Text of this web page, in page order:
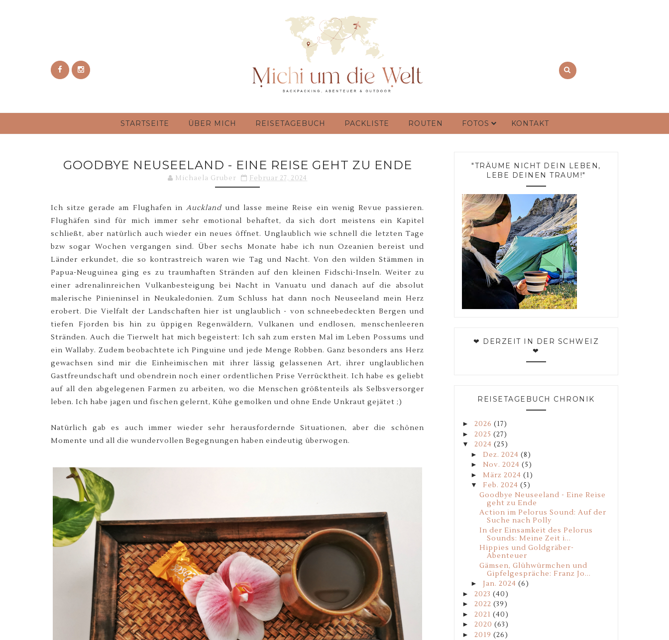
STARTSEITE ÜBER MICH REISETAGEBUCH PACKLISTE ROUTEN FOTOS KONTAKT
GOODBYE NEUSEELAND - EINE REISE GEHT ZU ENDE
Michaela Gruber Februar 27, 2024
Ich sitze gerade am Flughafen in Aucklandund lasse meine Reise ein wenig Revue passieren.
Flughäfen sind für mich immer sehr emotional behaftet, da sich dort meistens ein Kapitel
schließt, aber natürlich auch wieder ein neues öffnet. Unglaublich wie schnell die letzten Tage
bzw sogar Wochen vergangen sind. Über sechs Monate habe ich nun Ozeanien bereist und
Länder erkundet, die so kontrastreich waren wie Tag und Nacht. Von den wilden Stämmen in
Papua-Neuguinea ging es zu traumhaften Stränden auf den kleinen Fidschi-Inseln. Weiter zu
einer adrenalinreichen Vulkanbesteigung bei Nacht in Vanuatu und danach auf die absolut
malerische Pinieninsel in Neukaledonien. Zum Schluss hat dann noch Neuseeland mein Herz
erobert. Die Vielfalt der Landschaften hier ist unglaublich - von schneebedeckten Bergen und
tiefen Fjorden bis hin zu üppigen Regenwäldern, Vulkanen und endlosen, menschenleeren
Stränden. Auch die Tierwelt hat mich begeistert: Ich sah zum ersten Mal im Leben Possums und
ein Wallaby. Zudem beobachtete ich Pinguine und jede Menge Robben. Ganz besonders ans Herz
gewachsen sind mir die Einheimischen mit ihrer lässig gelassenen Art, ihrer unglaublichen
Gastfreundschaft und obendrein noch einer ordentlichen Prise Verrücktheit. Ich habe es geliebt
auf all den abgelegenen Farmen zu arbeiten, wo die Menschen größtenteils als Selbsversorger
leben. Ich habe jagen und fischen gelernt, Kühe gemolken und ohne Ende Unkraut gejätet ;)
Natürlich gab es auch immer wieder sehr herausfordernde Situationen, aber die schönen
Momente und all die wundervollen Begegnungen haben eindeutig überwogen.
"TRÄUME NICHT DEIN LEBEN,
LEBE DEINEN TRAUM!"
❤ DERZEIT IN DER SCHWEIZ
❤
REISETAGEBUCH CHRONIK
► 2026 (17)
► 2025 (27)
▼ 2024 (25)
► Dez. 2024 (8)
► Nov. 2024 (5)
► März 2024 (1)
▼ Feb. 2024 (5)
Goodbye Neuseeland - Eine Reise
geht zu Ende
Action im Pelorus Sound: Auf der
Suche nach Polly
In der Einsamkeit des Pelorus
Sounds: Meine Zeit i...
Hippies und Goldgräber-
Abenteuer
Gämsen, Glühwürmchen und
Gipfelgespräche: Franz Jo...
► Jan. 2024 (6)
► 2023 (40)
► 2022 (39)
► 2021 (40)
► 2020 (63)
► 2019 (26)